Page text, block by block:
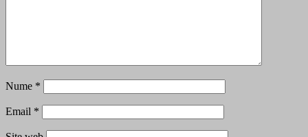
Nume *
Email *